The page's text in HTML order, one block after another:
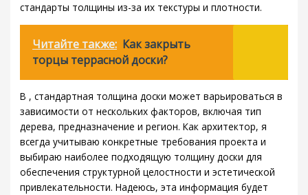
стандарты толщины из-за их текстуры и плотности.
Читайте также: Как закрыть
торцы террасной доски?
В , стандартная толщина доски может варьироваться в
зависимости от нескольких факторов, включая тип
дерева, предназначение и регион. Как архитектор, я
всегда учитываю конкретные требования проекта и
выбираю наиболее подходящую толщину доски для
обеспечения структурной целостности и эстетической
привлекательности. Надеюсь, эта информация будет